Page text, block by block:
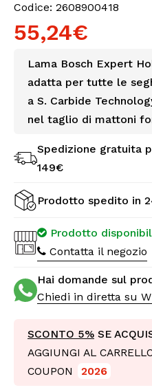
Codice: 2608900418
55,24€
Lama Bosch Expert
adatta per tutte le
a S. Carbide
nel taglio di mattoni
Spedizione gratuita
149€
Prodotto spedito in
Prodotto
Contatta il negozio
Hai domande sul
Chiedi in diretta su
SCONTO 5% SE
AGGIUNGI AL
COUPON
2026